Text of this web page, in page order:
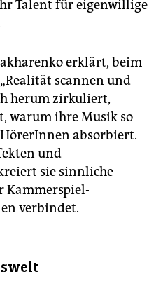
Talent für eigenwillige
erklärt, beim
scannen und
herum zirkuliert,
warum ihre Musik so
absorbiert.
und
sie sinnliche
Kammerspiel-
verbindet.